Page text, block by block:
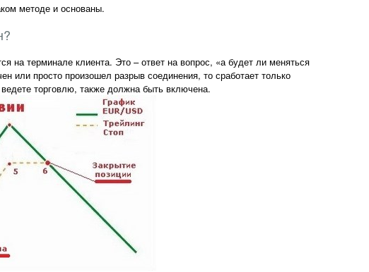
методе и основаны.
на терминале клиента. Это – ответ на вопрос, «а будет ли меняться
или просто произошел разрыв соединения, то сработает только
торговлю, также должна быть включена.